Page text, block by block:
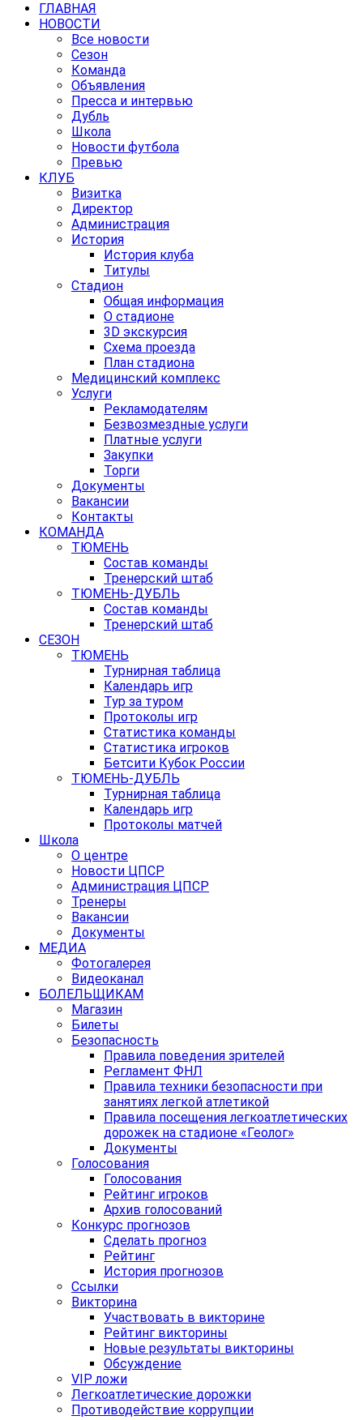
ГЛАВНАЯ
НОВОСТИ
Все новости
Сезон
Команда
Объявления
Пресса и интервью
Дубль
Школа
Новости футбола
Превью
КЛУБ
Визитка
Директор
Администрация
История
История клуба
Титулы
Стадион
Общая информация
О стадионе
3D экскурсия
Схема проезда
План стадиона
Медицинский комплекс
Услуги
Рекламодателям
Безвозмездные услуги
Платные услуги
Закупки
Торги
Документы
Вакансии
Контакты
КОМАНДА
ТЮМЕНЬ
Состав команды
Тренерский штаб
ТЮМЕНЬ-ДУБЛЬ
Состав команды
Тренерский штаб
СЕЗОН
ТЮМЕНЬ
Турнирная таблица
Календарь игр
Тур за туром
Протоколы игр
Статистика команды
Статистика игроков
Бетсити Кубок России
ТЮМЕНЬ-ДУБЛЬ
Турнирная таблица
Календарь игр
Протоколы матчей
Школа
О центре
Новости ЦПСР
Администрация ЦПСР
Тренеры
Вакансии
Документы
МЕДИА
Фотогалерея
Видеоканал
БОЛЕЛЬЩИКАМ
Магазин
Билеты
Безопасность
Правила поведения зрителей
Регламент ФНЛ
Правила техники безопасности при
занятиях легкой атлетикой
Правила посещения легкоатлетических
дорожек на стадионе «Геолог»
Документы
Голосования
Голосования
Рейтинг игроков
Архив голосований
Конкурс прогнозов
Сделать прогноз
Рейтинг
История прогнозов
Ссылки
Викторина
Участвовать в викторине
Рейтинг викторины
Новые результаты викторины
Обсуждение
VIP ложи
Легкоатлетические дорожки
Противодействие коррупции